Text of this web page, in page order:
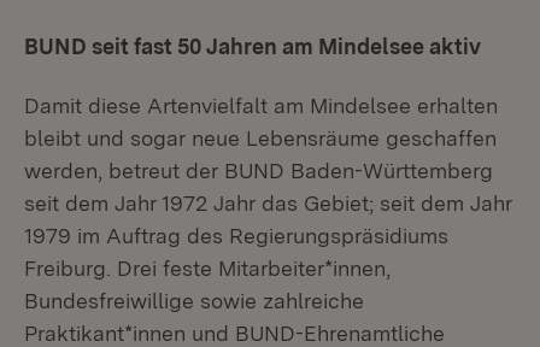
BUND seit fast 50 Jahren am Mindelsee aktiv
Damit diese Artenvielfalt am Mindelsee erhalten
bleibt und sogar neue Lebensräume geschaffen
werden, betreut der BUND Baden-Württemberg
seit dem Jahr 1972 Jahr das Gebiet; seit dem Jahr
1979 im Auftrag des Regierungspräsidiums
Freiburg. Drei feste Mitarbeiter*innen,
Bundesfreiwillige sowie zahlreiche
Praktikant*innen und BUND-Ehrenamtliche